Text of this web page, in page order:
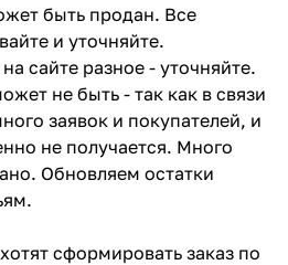
быть продан. Все
и уточняйте.
сайте разное - уточняйте.
не быть - так как в связи
заявок и покупателей, и
не получается. Много
Обновляем остатки
сформировать заказ по